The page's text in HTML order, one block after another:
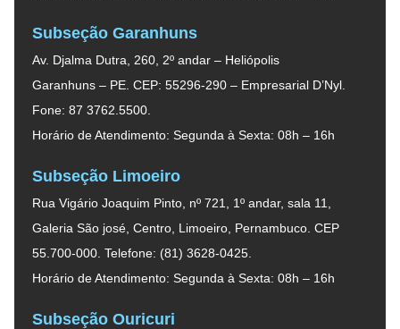
Subseção Garanhuns
Av. Djalma Dutra, 260, 2º andar – Heliópolis
Garanhuns – PE. CEP: 55296-290 – Empresarial D’Nyl.
Fone: 87 3762.5500.
Horário de Atendimento: Segunda à Sexta: 08h – 16h
Subseção Limoeiro
Rua Vigário Joaquim Pinto, nº 721, 1º andar, sala 11,
Galeria São josé, Centro, Limoeiro, Pernambuco. CEP
55.700-000. Telefone: (81) 3628-0425.
Horário de Atendimento: Segunda à Sexta: 08h – 16h
Subseção Ouricuri